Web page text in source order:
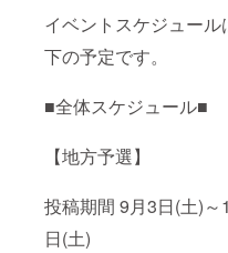
イベントスケジュール
下の予定です。
■全体スケジュール■
【地方予選】
投稿期間 9月3日(土)～
日(土)